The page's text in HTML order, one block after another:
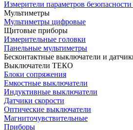
Измерители параметров
Мультиметры
Мультиметры цифровые
Щитовые приборы
Измерительные головки
Панельные мультиметры
Бесконтактные выключатели и
Выключатели ТЕКО
Блоки сопряжения
Емкостные выключатели
Индуктивные выключатели
Датчики скорости
Оптические выключатели
Магниточувствительные
Приборы